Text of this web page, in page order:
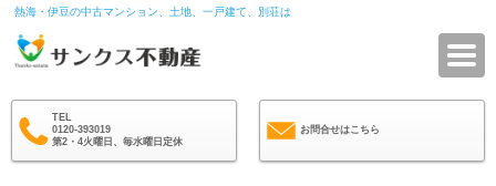
熱海・伊豆の中古マンション、土地、一戸建て、別荘は
TEL
0120-393019
第2・4火曜日、毎水曜日定休
お問合せはこちら